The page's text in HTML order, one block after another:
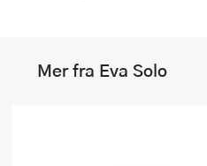
Mer fra Eva Solo